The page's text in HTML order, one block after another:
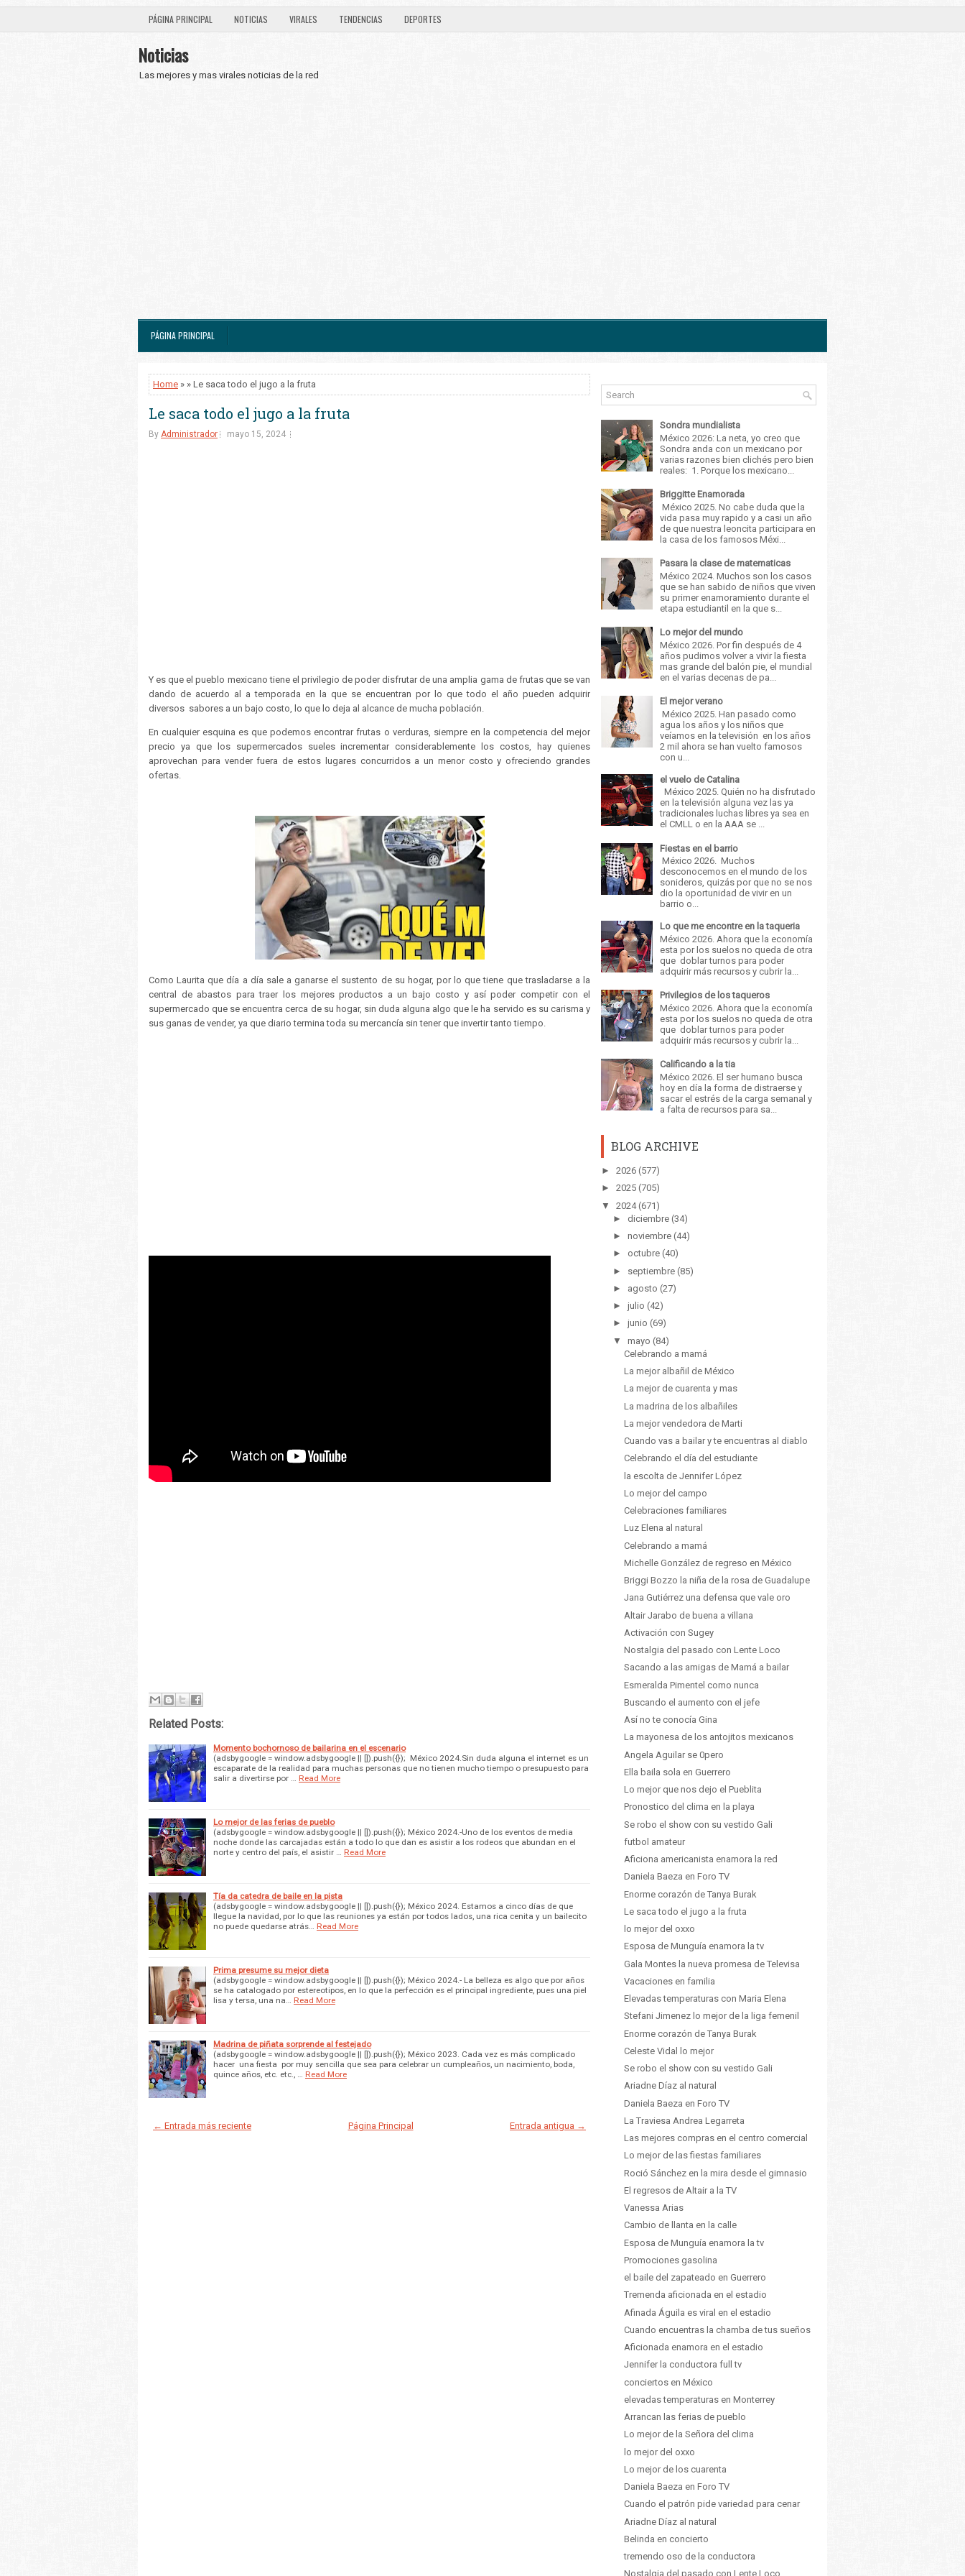
PÁGINA PRINCIPAL NOTICIAS VIRALES TENDENCIAS DEPORTES
Noticias
Las mejores y mas virales noticias de la red
PÁGINA PRINCIPAL
Home » » Le saca todo el jugo a la fruta
Le saca todo el jugo a la fruta
By Administrador mayo 15, 2024
Y es que el pueblo mexicano tiene el privilegio de poder disfrutar de una amplia gama de frutas que se van
dando de acuerdo al a temporada en la que se encuentran por lo que todo el año pueden adquirir
diversos sabores a un bajo costo, lo que lo deja al alcance de mucha población.
En cualquier esquina es que podemos encontrar frutas o verduras, siempre en la competencia del mejor
precio ya que los supermercados sueles incrementar considerablemente los costos, hay quienes
aprovechan para vender fuera de estos lugares concurridos a un menor costo y ofreciendo grandes
ofertas.
Como Laurita que día a día sale a ganarse el sustento de su hogar, por lo que tiene que trasladarse a la
central de abastos para traer los mejores productos a un bajo costo y así poder competir con el
supermercado que se encuentra cerca de su hogar, sin duda alguna algo que le ha servido es su carisma y
sus ganas de vender, ya que diario termina toda su mercancía sin tener que invertir tanto tiempo.
Related Posts:
Momento bochornoso de bailarina en el escenario
(adsbygoogle = window.adsbygoogle || []).push({}); México 2024.Sin duda alguna el internet es un
escaparate de la realidad para muchas personas que no tienen mucho tiempo o presupuesto para
salir a divertirse por …
Read More
Lo mejor de las ferias de pueblo
(adsbygoogle = window.adsbygoogle || []).push({}); México 2024.-Uno de los eventos de media
noche donde las carcajadas están a todo lo que dan es asistir a los rodeos que abundan en el
norte y centro del país, el asistir …
Read More
Tía da catedra de baile en la pista
(adsbygoogle = window.adsbygoogle || []).push({}); México 2024. Estamos a cinco días de que
llegue la navidad, por lo que las reuniones ya están por todos lados, una rica cenita y un bailecito
no puede quedarse atrás…
Read More
Prima presume su mejor dieta
(adsbygoogle = window.adsbygoogle || []).push({}); México 2024.- La belleza es algo que por años
se ha catalogado por estereotipos, en lo que la perfección es el principal ingrediente, pues una piel
lisa y tersa, una na…
Read More
Madrina de piñata sorprende al festejado
(adsbygoogle = window.adsbygoogle || []).push({}); México 2023. Cada vez es más complicado
hacer una fiesta por muy sencilla que sea para celebrar un cumpleaños, un nacimiento, boda,
quince años, etc. etc., …
Read More
← Entrada más reciente Entrada antigua →
Página Principal
Sondra mundialista
México 2026: La neta, yo creo que
Sondra anda con un mexicano por
varias razones bien clichés pero bien
reales: 1. Porque los mexicano...
Briggitte Enamorada
México 2025. No cabe duda que la
vida pasa muy rapido y a casi un año
de que nuestra leoncita participara en
la casa de los famosos Méxi...
Pasara la clase de matematicas
México 2024. Muchos son los casos
que se han sabido de niños que viven
su primer enamoramiento durante el
etapa estudiantil en la que s...
Lo mejor del mundo
México 2026. Por fin después de 4
años pudimos volver a vivir la fiesta
mas grande del balón pie, el mundial
en el varias decenas de pa...
El mejor verano
México 2025. Han pasado como
agua los años y los niños que
veíamos en la televisión en los años
2 mil ahora se han vuelto famosos
con u...
el vuelo de Catalina
México 2025. Quién no ha disfrutado
en la televisión alguna vez las ya
tradicionales luchas libres ya sea en
el CMLL o en la AAA se ...
Fiestas en el barrio
México 2026. Muchos
desconocemos en el mundo de los
sonideros, quizás por que no se nos
dio la oportunidad de vivir en un
barrio o...
Lo que me encontre en la taqueria
México 2026. Ahora que la economía
esta por los suelos no queda de otra
que doblar turnos para poder
adquirir más recursos y cubrir la...
Privilegios de los taqueros
México 2026. Ahora que la economía
esta por los suelos no queda de otra
que doblar turnos para poder
adquirir más recursos y cubrir la...
Calificando a la tia
México 2026. El ser humano busca
hoy en día la forma de distraerse y
sacar el estrés de la carga semanal y
a falta de recursos para sa...
BLOG ARCHIVE
► 2026 (577)
► 2025 (705)
▼
2024 (671)
► diciembre (34)
► noviembre (44)
► octubre (40)
► septiembre (85)
► agosto (27)
► julio (42)
► junio (69)
▼
mayo (84)
Celebrando a mamá
La mejor albañil de México
La mejor de cuarenta y mas
La madrina de los albañiles
La mejor vendedora de Marti
Cuando vas a bailar y te encuentras al diablo
Celebrando el día del estudiante
la escolta de Jennifer López
Lo mejor del campo
Celebraciones familiares
Luz Elena al natural
Celebrando a mamá
Michelle González de regreso en México
Briggi Bozzo la niña de la rosa de Guadalupe
Jana Gutiérrez una defensa que vale oro
Altair Jarabo de buena a villana
Activación con Sugey
Nostalgia del pasado con Lente Loco
Sacando a las amigas de Mamá a bailar
Esmeralda Pimentel como nunca
Buscando el aumento con el jefe
Así no te conocía Gina
La mayonesa de los antojitos mexicanos
Angela Aguilar se 0pero
Ella baila sola en Guerrero
Lo mejor que nos dejo el Pueblita
Pronostico del clima en la playa
Se robo el show con su vestido Gali
futbol amateur
Aficiona americanista enamora la red
Daniela Baeza en Foro TV
Enorme corazón de Tanya Burak
Le saca todo el jugo a la fruta
lo mejor del oxxo
Esposa de Munguía enamora la tv
Gala Montes la nueva promesa de Televisa
Vacaciones en familia
Elevadas temperaturas con Maria Elena
Stefani Jimenez lo mejor de la liga femenil
Enorme corazón de Tanya Burak
Celeste Vidal lo mejor
Se robo el show con su vestido Gali
Ariadne Díaz al natural
Daniela Baeza en Foro TV
La Traviesa Andrea Legarreta
Las mejores compras en el centro comercial
Lo mejor de las fiestas familiares
Roció Sánchez en la mira desde el gimnasio
El regresos de Altair a la TV
Vanessa Arias
Cambio de llanta en la calle
Esposa de Munguía enamora la tv
Promociones gasolina
el baile del zapateado en Guerrero
Tremenda aficionada en el estadio
Afinada Águila es viral en el estadio
Cuando encuentras la chamba de tus sueños
Aficionada enamora en el estadio
Jennifer la conductora full tv
conciertos en México
elevadas temperaturas en Monterrey
Arrancan las ferias de pueblo
Lo mejor de la Señora del clima
lo mejor del oxxo
Lo mejor de los cuarenta
Daniela Baeza en Foro TV
Cuando el patrón pide variedad para cenar
Ariadne Díaz al natural
Belinda en concierto
tremendo oso de la conductora
Nostalgia del pasado con Lente Loco